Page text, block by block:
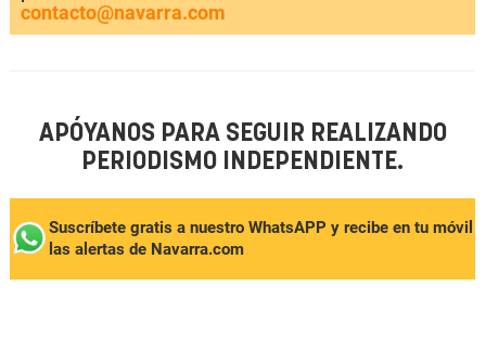
contacto@navarra.com
APÓYANOS PARA SEGUIR REALIZANDO
PERIODISMO INDEPENDIENTE.
Suscríbete gratis a nuestro WhatsAPP y recibe en tu móvil
las alertas de Navarra.com